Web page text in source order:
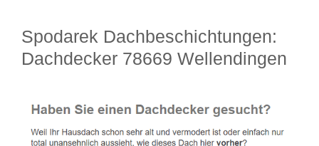
Spodarek Dachbeschichtungen:
Dachdecker 78669 Wellendingen